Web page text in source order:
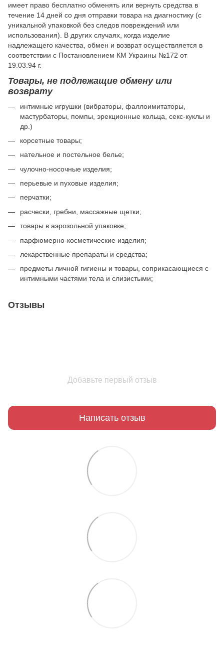
имеет право бесплатно обменять или вернуть средства в
течение 14 дней со дня отправки товара на диагностику (с
уникальной упаковкой без следов повреждений или
использования). В других случаях, когда изделие
надлежащего качества, обмен и возврат осуществляется в
соответствии с Постановлением КМ Украины №172 от
19.03.94 г.
Товары, не подлежащие обмену или
возврату
интимные игрушки (вибраторы, фаллоимитаторы,
мастурбаторы, помпы, эрекционные кольца, секс-куклы и
др.)
корсетные товары;
нательное и постельное белье;
чулочно-носочные изделия;
перьевые и пуховые изделия;
перчатки;
расчески, гребни, массажные щетки;
товары в аэрозольной упаковке;
парфюмерно-косметические изделия;
лекарственные препараты и средства;
предметы личной гигиены и товары, соприкасающиеся с
интимными частями тела и слизистыми;
Отзывы
Добавьте первый отзыв
Написать отзыв